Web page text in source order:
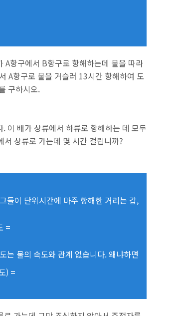
항구에서 B항구로 항해하는데 물을 따라
A항구로 물을 거슬러 13시간 항해하여 도
구하시오.
이 배가 상류에서 하류로 항해하는 데 모두
상류로 가는데 몇 시간 걸립니까?
들이 단위시간에 마주 항해한 거리는 갑,
=
는 물의 속도와 관계 없습니다. 왜냐하면
) =